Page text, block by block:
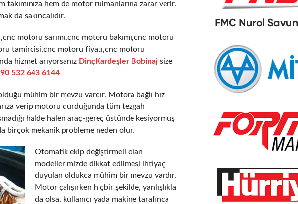
takımınıza hem de motor rulmanlarına zarar verir.
da sakıncalıdır.
motoru sarımı,cnc motoru bakımı,cnc motoru
tamircisi,cnc motoru fiyatı,cnc motoru
hizmet arıyorsanız DinçKardeşler Bobinaj size
532 643 6144
mühim bir mevzu vardır. Motora bağlı hız
verip motoru durduğunda tüm tezgah
halde halen araç-gereç üstünde kesiyormuş
birçok mekanik probleme neden olur.
Otomatik ekip değiştirmeli olan
modellerimizde dikkat edilmesi ihtiyaç
duyulan oldukca mühim bir mevzu vardır.
Motor çalışırken hiçbir şekilde, yanlışlıkla
da olsa, kullanıcı yada makine tarafınca